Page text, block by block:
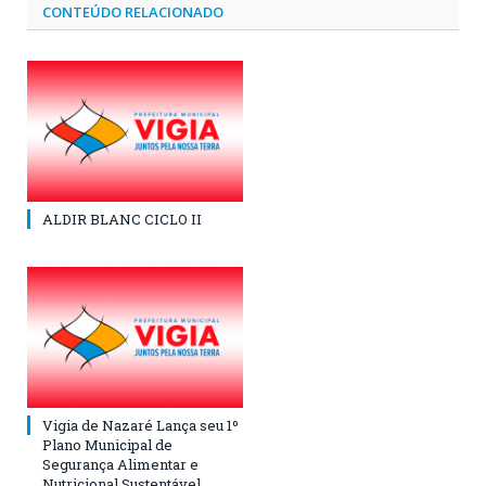
CONTEÚDO RELACIONADO
ALDIR BLANC CICLO II
Vigia de Nazaré Lança seu 1º
Plano Municipal de
Segurança Alimentar e